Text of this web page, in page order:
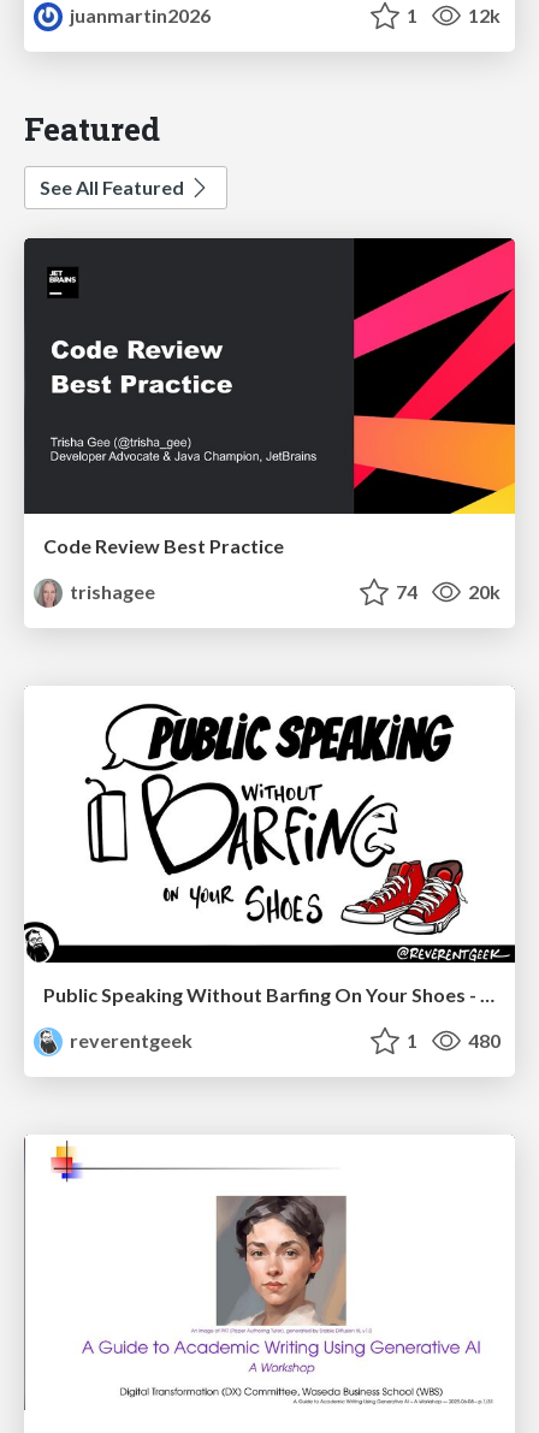
juanmartin2026
1 12k
Featured
See All Featured
Code Review Best Practice
trishagee
74 20k
Public Speaking Without Barfing On Your Shoes - THAT 2023
reverentgeek
1 480